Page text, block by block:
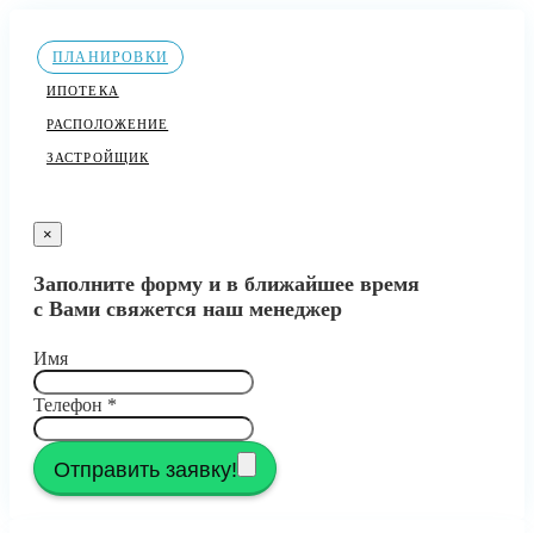
ПЛАНИРОВКИ
ИПОТЕКА
РАСПОЛОЖЕНИЕ
ЗАСТРОЙЩИК
×
Заполните форму и в ближайшее время
с Вами свяжется наш менеджер
Имя
Телефон *
Отправить заявку!